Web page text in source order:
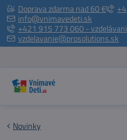
Doprava zdarma nad 60 €
info@vnimavedeti.sk
+421 915 773 060 -
vzdelavanie@prosolutions.sk
Novinky